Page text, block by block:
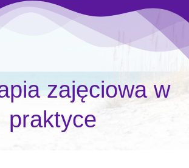
zajęciowa w
praktyce